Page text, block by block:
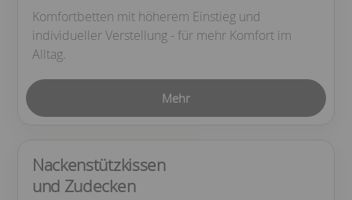
Komfortbetten mit höherem Einstieg und
individueller Verstellung - für mehr Komfort im
Alltag.
Mehr
Nackenstützkissen
und Zudecken